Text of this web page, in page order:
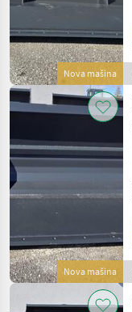
Nova mašina
Nova mašina